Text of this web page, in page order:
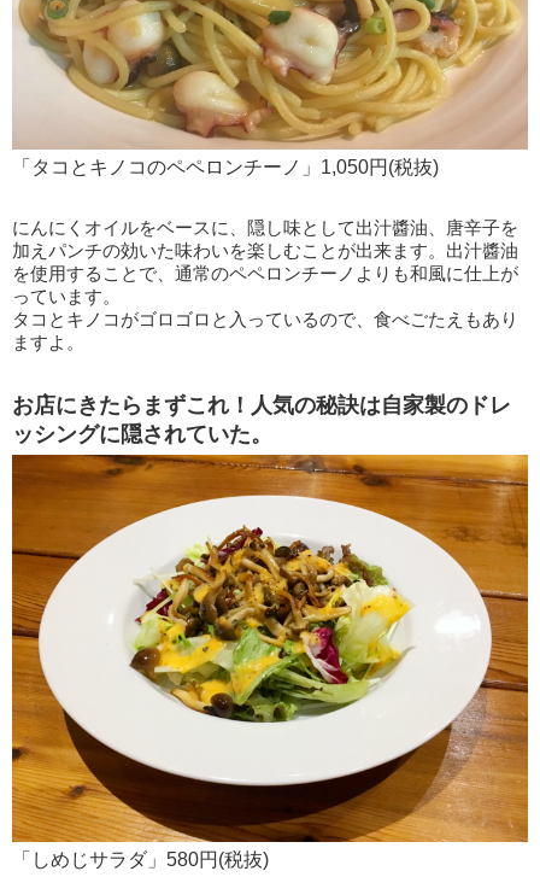
「タコとキノコのペペロンチーノ」1,050円(税抜)
にんにくオイルをベースに、隠し味として出汁醬油、唐辛子を
加えパンチの効いた味わいを楽しむことが出来ます。出汁醬油
を使用することで、通常のペペロンチーノよりも和風に仕上が
っています。
タコとキノコがゴロゴロと入っているので、食べごたえもあり
ますよ。
お店にきたらまずこれ！人気の秘訣は自家製のドレ
ッシングに隠されていた。
「しめじサラダ」580円(税抜)